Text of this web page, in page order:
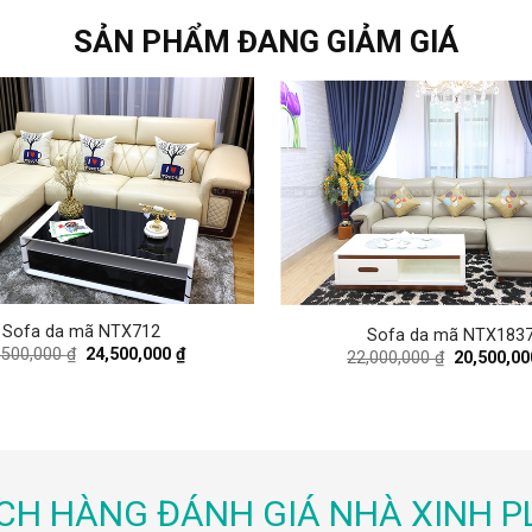
SẢN PHẨM ĐANG GIẢM GIÁ
Sofa da mã NTX712
₫ Original
price
24,500,000 ₫Current
price
Sofa da mã
22,000,000₫ Original
price
HÀNG ĐÁNH GIÁ NHÀ XINH